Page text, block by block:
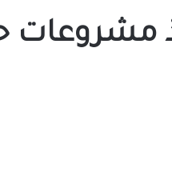
مشروعات